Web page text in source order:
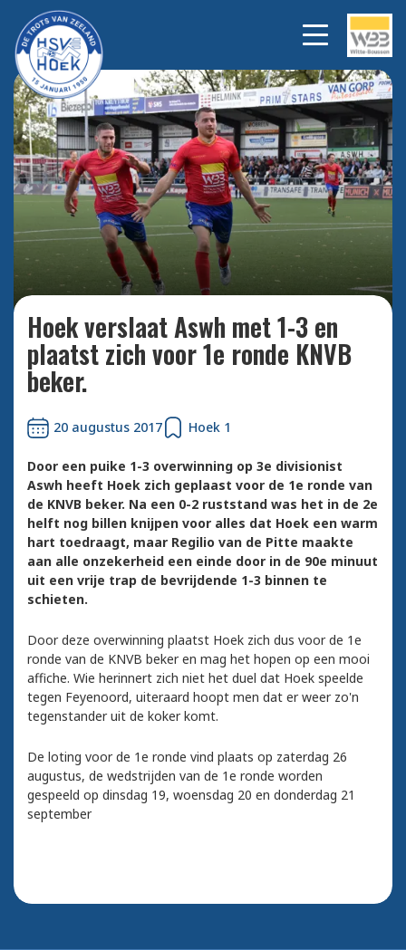
0-2 NIEK VAN SPRUNDEL Bekijk alle foto's
Hoek verslaat Aswh met 1-3 en
plaatst zich voor 1e ronde KNVB
beker.
20 augustus 2017 Hoek 1
Door een puike 1-3 overwinning op 3e divisionist
Aswh heeft Hoek zich geplaast voor de 1e ronde van
de KNVB beker. Na een 0-2 ruststand was het in de 2e
helft nog billen knijpen voor alles dat Hoek een warm
hart toedraagt, maar Regilio van de Pitte maakte
aan alle onzekerheid een einde door in de 90e minuut
uit een vrije trap de bevrijdende 1-3 binnen te
schieten.
Door deze overwinning plaatst Hoek zich dus voor de 1e
ronde van de KNVB beker en mag het hopen op een mooi
affiche. Wie herinnert zich niet het duel dat Hoek speelde
tegen Feyenoord, uiteraard hoopt men dat er weer zo'n
tegenstander uit de koker komt.
De loting voor de 1e ronde vind plaats op zaterdag 26
augustus, de wedstrijden van de 1e ronde worden
gespeeld op dinsdag 19, woensdag 20 en donderdag 21
september